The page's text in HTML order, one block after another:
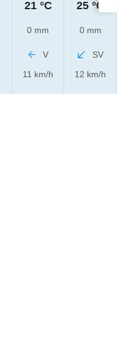
21 °C
0 mm
V
11 km/h
25 °C
0 mm
SV
12 km/h